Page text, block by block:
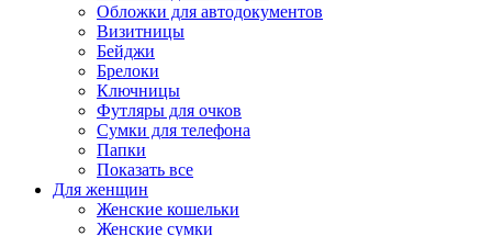
Обложки для автодокументов
Визитницы
Бейджи
Брелоки
Ключницы
Футляры для очков
Сумки для телефона
Папки
Показать все
Для женщин
Женские кошельки
Женские сумки